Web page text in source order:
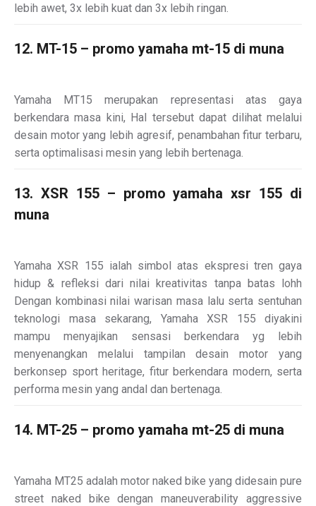
lebih awet, 3x lebih kuat dan 3x lebih ringan.
12. MT-15 – promo yamaha mt-15 di muna
Yamaha MT15 merupakan representasi atas gaya
berkendara masa kini, Hal tersebut dapat dilihat melalui
desain motor yang lebih agresif, penambahan fitur terbaru,
serta optimalisasi mesin yang lebih bertenaga.
13. XSR 155 – promo yamaha xsr 155 di
muna
Yamaha XSR 155 ialah simbol atas ekspresi tren gaya
hidup & refleksi dari nilai kreativitas tanpa batas lohh
Dengan kombinasi nilai warisan masa lalu serta sentuhan
teknologi masa sekarang, Yamaha XSR 155 diyakini
mampu menyajikan sensasi berkendara yg lebih
menyenangkan melalui tampilan desain motor yang
berkonsep sport heritage, fitur berkendara modern, serta
performa mesin yang andal dan bertenaga.
14. MT-25 – promo yamaha mt-25 di muna
Yamaha MT25 adalah motor naked bike yang didesain pure
street naked bike dengan maneuverability aggressive